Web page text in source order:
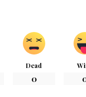
Dead
0